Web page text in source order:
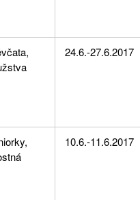
24.6.-27.6.2017
10.6.-11.6.2017